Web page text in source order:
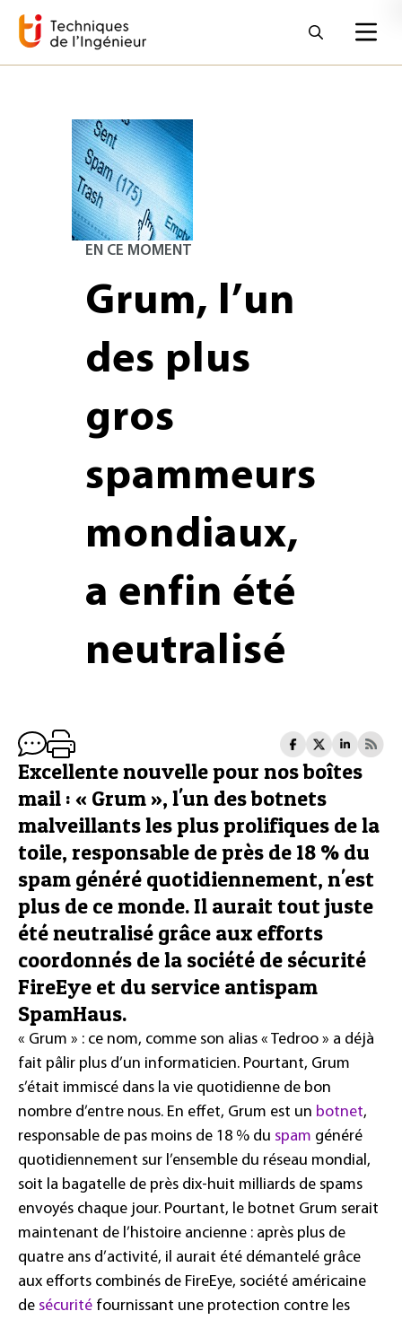
EN CE MOMENT
Grum, l’un
des plus
gros
spammeurs
mondiaux,
a enfin été
neutralisé
Excellente nouvelle pour nos boîtes
mail : « Grum », l'un des botnets
malveillants les plus prolifiques de la
toile, responsable de près de 18 % du
spam généré quotidiennement, n'est
plus de ce monde. Il aurait tout juste
été neutralisé grâce aux efforts
coordonnés de la société de sécurité
FireEye et du service antispam
SpamHaus.
« Grum » : ce nom, comme son alias « Tedroo » a déjà
fait pâlir plus d’un informaticien. Pourtant, Grum
s’était immiscé dans la vie quotidienne de bon
nombre d’entre nous. En effet, Grum est un botnet,
responsable de pas moins de 18 % du spam généré
quotidiennement sur l’ensemble du réseau mondial,
soit la bagatelle de près dix-huit milliards de spams
envoyés chaque jour. Pourtant, le botnet Grum serait
maintenant de l’histoire ancienne : après plus de
quatre ans d’activité, il aurait été démantelé grâce
aux efforts combinés de FireEye, société américaine
de sécurité fournissant une protection contre les